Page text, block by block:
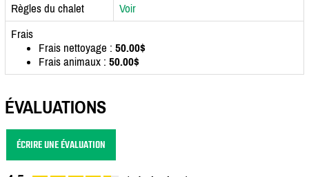
Règles du chalet
Voir
Frais
Frais nettoyage : 50.00$
Frais animaux : 50.00$
ÉVALUATIONS
ÉCRIRE UNE ÉVALUATION